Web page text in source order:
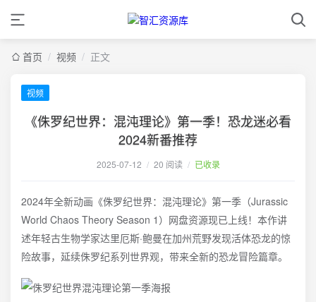
首页 / 视频 / 正文
视频
《侏罗纪世界：混沌理论》第一季！恐龙迷必看
2024新番推荐
2025-07-12 / 20 阅读 / 已收录
2024年全新动画《侏罗纪世界：混沌理论》第一季（Jurassic
World Chaos Theory Season 1）网盘资源现已上线！本作讲
述年轻古生物学家达里厄斯·鲍曼在加州荒野发现活体恐龙的惊
险故事，延续侏罗纪系列世界观，带来全新的恐龙冒险篇章。